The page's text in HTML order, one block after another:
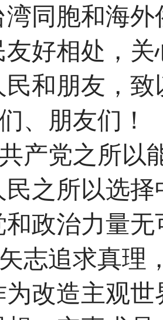
湾同胞和海
友好相处，
和朋友，
、朋友们！
产党之所以
民之所以选
政治力量
追求真理
改造主观